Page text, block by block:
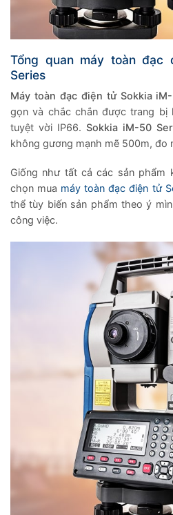
Tổng quan máy toàn đạc
Series
Máy toàn đạc điện tử Sokkia
gọn và chắc chắn được trang bị
tuyệt vời IP66. Sokkia iM-50
không gương mạnh mẽ 500m, đo
Giống như tất cả các sản phẩm
chọn mua máy toàn đạc điện tử
thể tùy biến sản phẩm theo ý
công việc.